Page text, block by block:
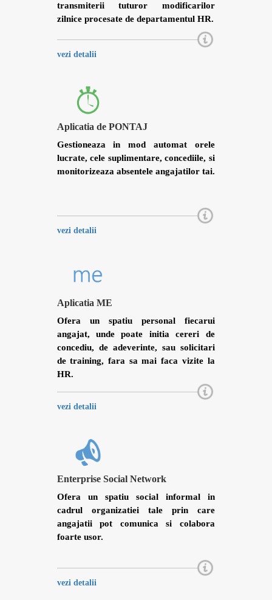
transmiterii tuturor modificarilor
zilnice procesate de departamentul HR.
vezi detalii
Aplicatia de PONTAJ
Gestioneaza in mod automat orele
lucrate, cele suplimentare, concediile, si
monitorizeaza absentele angajatilor tai.
vezi detalii
Aplicatia ME
Ofera un spatiu personal fiecarui
angajat, unde poate initia cereri de
concediu, de adeverinte, sau solicitari
de training, fara sa mai faca vizite la
HR.
vezi detalii
Enterprise Social Network
Ofera un spatiu social informal in
cadrul organizatiei tale prin care
angajatii pot comunica si colabora
foarte usor.
vezi detalii